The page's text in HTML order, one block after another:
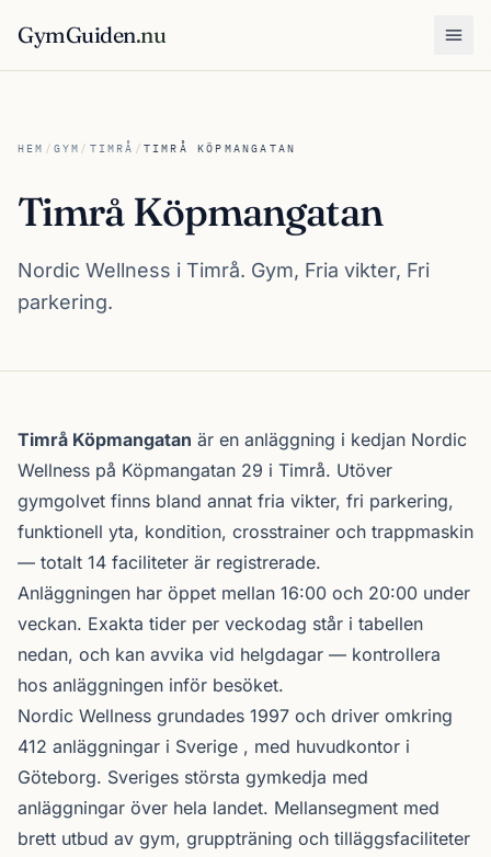
GymGuiden.nu
HEM / GYM / TIMRÅ / TIMRÅ KÖPMANGATAN
Timrå Köpmangatan
Nordic Wellness i Timrå. Gym, Fria vikter, Fri
parkering.
Om Timrå Köpmangatan
Timrå Köpmangatan är en anläggning i kedjan Nordic
Wellness på Köpmangatan 29 i Timrå. Utöver
gymgolvet finns bland annat fria vikter, fri parkering,
funktionell yta, kondition, crosstrainer och trappmaskin
— totalt 14 faciliteter är registrerade.
Anläggningen har öppet mellan 16:00 och 20:00 under
veckan. Exakta tider per veckodag står i tabellen
nedan, och kan avvika vid helgdagar — kontrollera
hos anläggningen inför besöket.
Nordic Wellness grundades 1997 och driver omkring
412 anläggningar i Sverige , med huvudkontor i
Göteborg. Sveriges största gymkedja med
anläggningar över hela landet. Mellansegment med
brett utbud av gym, gruppträning och tilläggsfaciliteter